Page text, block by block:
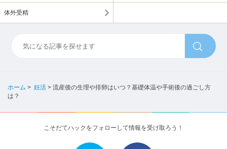
体外受精
ホーム > 妊活 > 流産後の生理や排卵はいつ？基礎体温や手術後の過ごし方
は？
こそだてハックをフォローして情報を受け取ろう！